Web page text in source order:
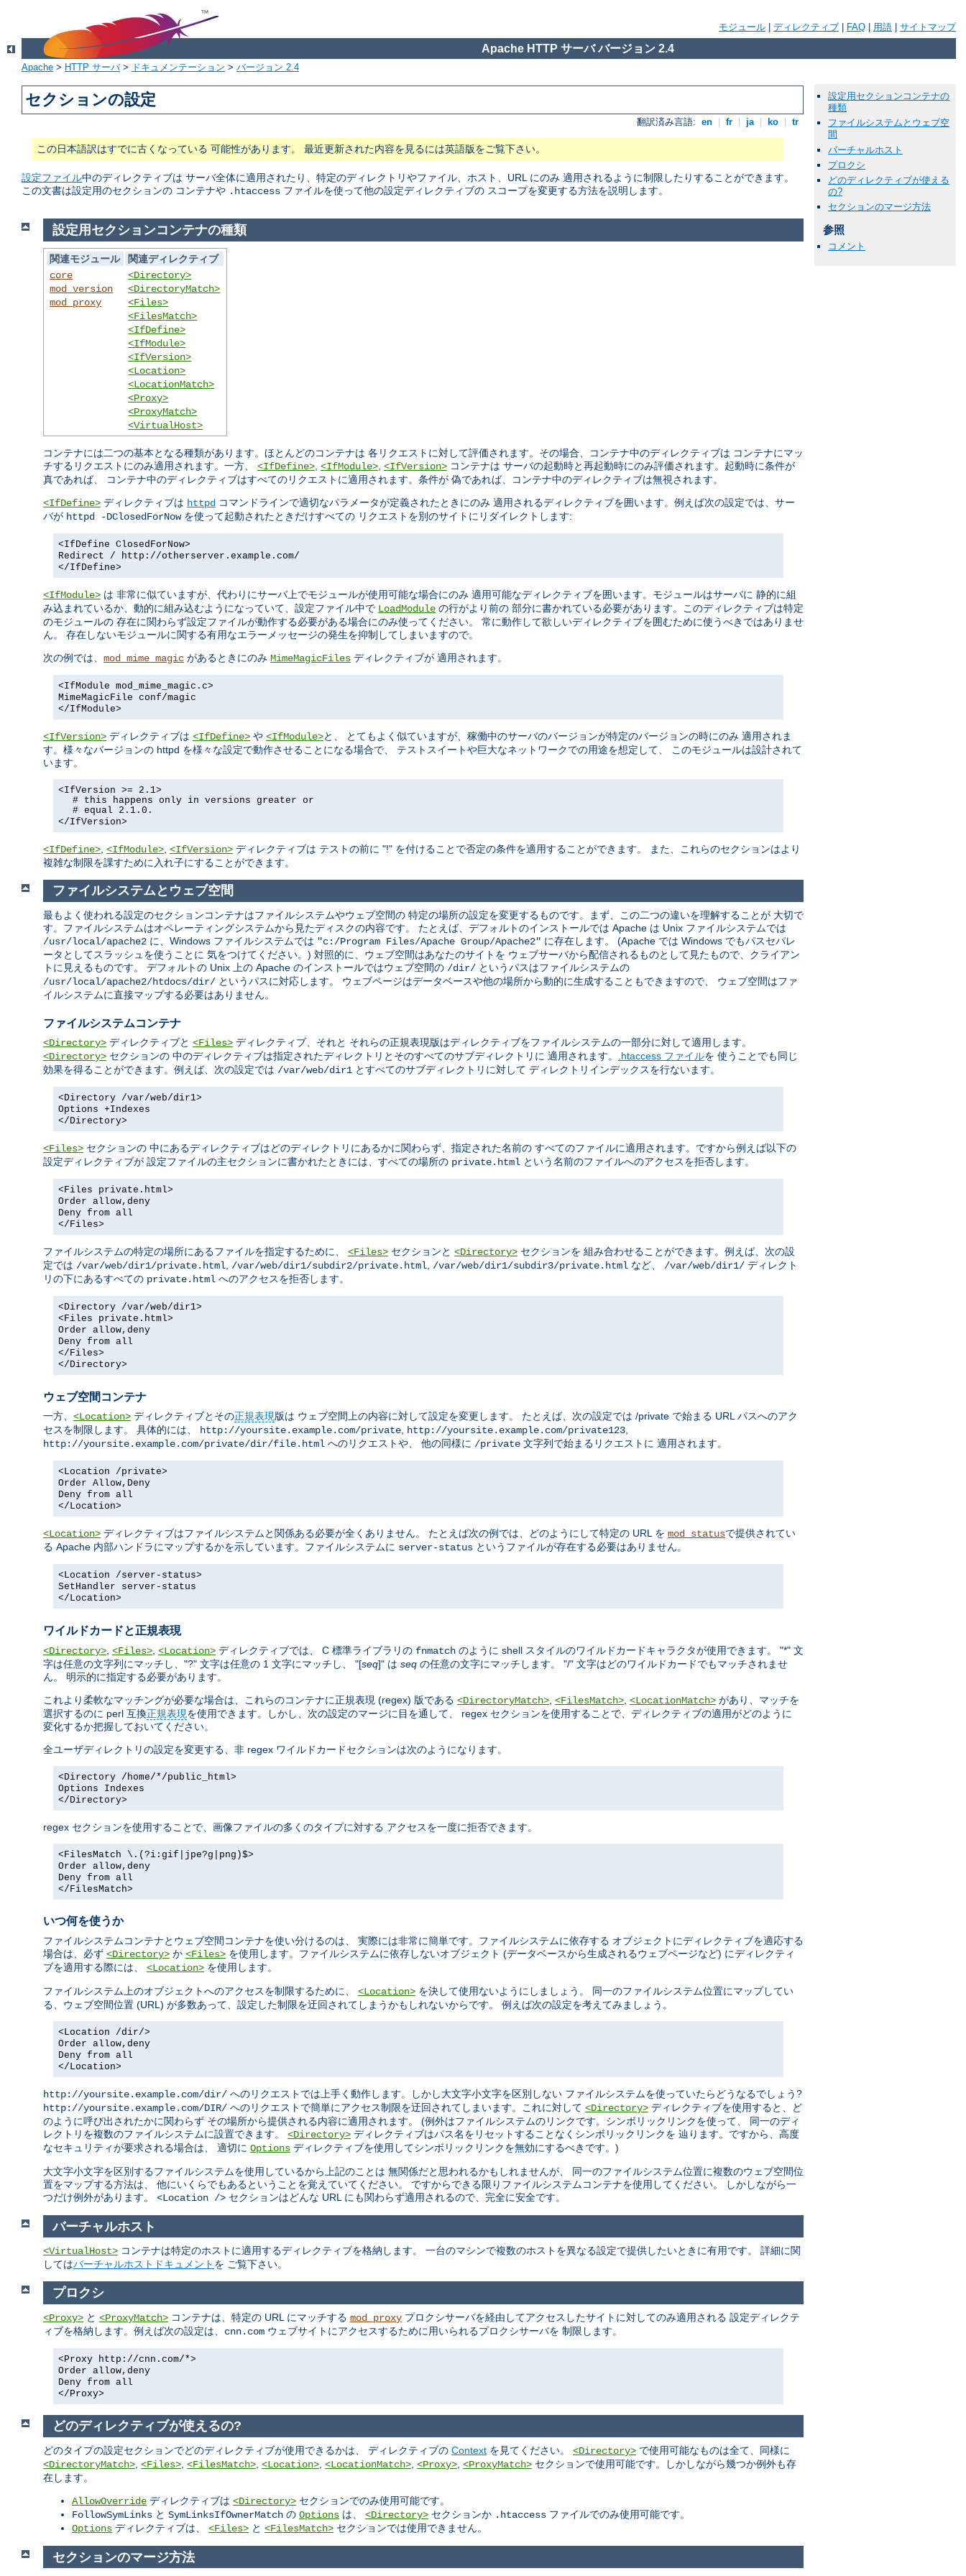
モジュール ディレクティブ FAQ 用語 サイトマップ
Apache HTTP サーバ バージョン 2.4
Apache > HTTP サーバ> ドキュメンテーション > バージョン 2.4
セクションの設定
翻訳済み言語: en fr ja ko tr
この日本語訳はすでに古くなっている 可能性があります。 最近更新された内容を見るには英語版をご覧下さい。
設定ファイル中のディレクティブは サーバ全体に適用されたり、特定のディレクトリやファイル、ホスト、URL にのみ 適用されるように制限したりすることができます。
この文書は設定用のセクションの コンテナや .htaccess ファイルを使って他の設定ディレクティブの スコープを変更する方法を説明します。
設定用セクションコンテナの
種類
ファイルシステムとウェブ空
間
バーチャルホスト
プロクシ
どのディレクティブが使える
の?
セクションのマージ方法
参照
コメント
設定用セクションコンテナの種類
関連モジュール
関連ディレクティブ
core
mod_version
mod_proxy
<Directory>
<DirectoryMatch>
<Files>
<FilesMatch>
<IfDefine>
<IfModule>
<IfVersion>
<Location>
<LocationMatch>
<Proxy>
<ProxyMatch>
<VirtualHost>
コンテナには二つの基本となる種類があります。ほとんどのコンテナは 各リクエストに対して評価されます。その場合、コンテナ中のディレクティブは コンテナにマッ
チするリクエストにのみ適用されます。一方、 <IfDefine> <IfModule> <IfVersion> コンテナは サーバの起動時と再起動時にのみ評価されます。起動時に条件が
真であれば、 コンテナ中のディレクティブはすべてのリクエストに適用されます。条件が 偽であれば、コンテナ中のディレクティブは無視されます。
<IfDefine> ディレクティブは httpd コマンドラインで適切なパラメータが定義されたときにのみ 適用されるディレクティブを囲います。例えば次の設定では、サー
バが httpd -DClosedForNowを使って起動されたときだけすべての リクエストを別のサイトにリダイレクトします:
<IfDefine ClosedForNow>
Redirect / http://otherserver.example.com/
</IfDefine>
<IfModule> は 非常に似ていますが、代わりにサーバ上でモジュールが使用可能な場合にのみ 適用可能なディレクティブを囲います。モジュールはサーバに 静的に組
み込まれているか、動的に組み込むようになっていて、設定ファイル中で LoadModule の行がより前の 部分に書かれている必要があります。このディレクティブは特定
のモジュールの 存在に関わらず設定ファイルが動作する必要がある場合にのみ使ってください。 常に動作して欲しいディレクティブを囲むために使うべきではありませ
ん。 存在しないモジュールに関する有用なエラーメッセージの発生を抑制してしまいますので。
次の例では、 mod_mime_magic があるときにのみ MimeMagicFiles ディレクティブが 適用されます。
<IfModule mod_mime_magic.c>
MimeMagicFile conf/magic
</IfModule>
<IfVersion> ディレクティブは <IfDefine> や <IfModule>と、 とてもよく似ていますが、稼働中のサーバのバージョンが特定のバージョンの時にのみ 適用されま
す。様々なバージョンの httpd を様々な設定で動作させることになる場合で、 テストスイートや巨大なネットワークでの用途を想定して、 このモジュールは設計されて
います。
<IfVersion >= 2.1>
# this happens only in versions greater or
# equal 2.1.0.
</IfVersion>
<IfDefine> <IfModule> <IfVersion> ディレクティブは テストの前に "!" を付けることで否定の条件を適用することができます。 また、これらのセクションはより
複雑な制限を課すために入れ子にすることができます。
ファイルシステムとウェブ空間
最もよく使われる設定のセクションコンテナはファイルシステムやウェブ空間の 特定の場所の設定を変更するものです。まず、この二つの違いを理解することが 大切で
す。ファイルシステムはオペレーティングシステムから見たディスクの内容です。 たとえば、デフォルトのインストールでは Apache は Unix ファイルシステムでは
/usr/local/apache2 に、Windows ファイルシステムでは "c:/Program Files/Apache Group/Apache2" に存在します。 (Apache では Windows でもパスセパレ
ータとしてスラッシュを使うことに 気をつけてください。) 対照的に、ウェブ空間はあなたのサイトを ウェブサーバから配信されるものとして見たもので、クライアン
トに見えるものです。 デフォルトの Unix 上の Apache のインストールではウェブ空間の /dir/ というパスはファイルシステムの
/usr/local/apache2/htdocs/dir/ というパスに対応します。 ウェブページはデータベースや他の場所から動的に生成することもできますので、 ウェブ空間はファ
イルシステムに直接マップする必要はありません。
ファイルシステムコンテナ
<Directory> ディレクティブと <Files> ディレクティブ、それと それらの正規表現版はディレクティブをファイルシステムの一部分に対して適用します。
<Directory> セクションの 中のディレクティブは指定されたディレクトリとそのすべてのサブディレクトリに 適用されます。 .htaccess ファイルを 使うことでも同じ
効果を得ることができます。例えば、次の設定では /var/web/dir1 とすべてのサブディレクトリに対して ディレクトリインデックスを行ないます。
<Directory /var/web/dir1>
Options +Indexes
</Directory>
<Files> セクションの 中にあるディレクティブはどのディレクトリにあるかに関わらず、指定された名前の すべてのファイルに適用されます。ですから例えば以下の
設定ディレクティブが 設定ファイルの主セクションに書かれたときには、すべての場所の private.html という名前のファイルへのアクセスを拒否します。
<Files private.html>
Order allow,deny
Deny from all
</Files>
ファイルシステムの特定の場所にあるファイルを指定するために、 <Files> セクションと <Directory> セクションを 組み合わせることができます。例えば、次の設
定では /var/web/dir1/private.html, /var/web/dir1/subdir2/private.html, /var/web/dir1/subdir3/private.html など、 /var/web/dir1/ ディレクト
リの下にあるすべての private.html へのアクセスを拒否します。
<Directory /var/web/dir1>
<Files private.html>
Order allow,deny
Deny from all
</Files>
</Directory>
ウェブ空間コンテナ
一方、 <Location> ディレクティブとその正規表現版は ウェブ空間上の内容に対して設定を変更します。 たとえば、次の設定では /private で始まる URL パスへのアク
セスを制限します。 具体的には、 http://yoursite.example.com/private, http://yoursite.example.com/private123,
http://yoursite.example.com/private/dir/file.html へのリクエストや、 他の同様に /private 文字列で始まるリクエストに 適用されます。
<Location /private>
Order Allow,Deny
Deny from all
</Location>
<Location> ディレクティブはファイルシステムと関係ある必要が全くありません。 たとえば次の例では、どのようにして特定の URL を mod_statusで提供されてい
る Apache 内部ハンドラにマップするかを示しています。ファイルシステムに server-status というファイルが存在する必要はありません。
<Location /server-status>
SetHandler server-status
</Location>
ワイルドカードと正規表現
<Directory> <Files> <Location> ディレクティブでは、 C 標準ライブラリの fnmatch のように shell スタイルのワイルドカードキャラクタが使用できます。 "*" 文
字は任意の文字列にマッチし、"?" 文字は任意の 1 文字にマッチし、 "[seq]" は seq の任意の文字にマッチします。 "/" 文字はどのワイルドカードでもマッチされませ
ん。 明示的に指定する必要があります。
これより柔軟なマッチングが必要な場合は、これらのコンテナに正規表現 (regex) 版である <DirectoryMatch> <FilesMatch> <LocationMatch> があり、マッチを
選択するのに perl 互換正規表現を使用できます。しかし、次の設定のマージに目を通して、 regex セクションを使用することで、ディレクティブの適用がどのように
変化するか把握しておいてください。
全ユーザディレクトリの設定を変更する、非 regex ワイルドカードセクションは次のようになります。
<Directory /home/*/public_html>
Options Indexes
</Directory>
regex セクションを使用することで、画像ファイルの多くのタイプに対する アクセスを一度に拒否できます。
<FilesMatch \.(?i:gif|jpe?g|png)$>
Order allow,deny
Deny from all
</FilesMatch>
いつ何を使うか
ファイルシステムコンテナとウェブ空間コンテナを使い分けるのは、 実際には非常に簡単です。ファイルシステムに依存する オブジェクトにディレクティブを適応する
場合は、必ず <Directory> か <Files> を使用します。ファイルシステムに依存しないオブジェクト (データベースから生成されるウェブページなど) にディレクティ
ブを適用する際には、 <Location> を使用します。
ファイルシステム上のオブジェクトへのアクセスを制限するために、 <Location> を決して使用ないようにしましょう。 同一のファイルシステム位置にマップしてい
る、ウェブ空間位置 (URL) が多数あって、設定した制限を迂回されてしまうかもしれないからです。 例えば次の設定を考えてみましょう。
<Location /dir/>
Order allow,deny
Deny from all
</Location>
http://yoursite.example.com/dir/ へのリクエストでは上手く動作します。しかし大文字小文字を区別しない ファイルシステムを使っていたらどうなるでしょう?
http://yoursite.example.com/DIR/ へのリクエストで簡単にアクセス制限を迂回されてしまいます。これに対して <Directory> ディレクティブを使用すると、ど
のように呼び出されたかに関わらず その場所から提供される内容に適用されます。 (例外はファイルシステムのリンクです。シンボリックリンクを使って、 同一のディ
レクトリを複数のファイルシステムに設置できます。 <Directory> ディレクティブはパス名をリセットすることなくシンボリックリンクを 辿ります。ですから、高度
なセキュリティが要求される場合は、 適切に Options ディレクティブを使用してシンボリックリンクを無効にするべきです。)
大文字小文字を区別するファイルシステムを使用しているから上記のことは 無関係だと思われるかもしれませんが、 同一のファイルシステム位置に複数のウェブ空間位
置をマップする方法は、 他にいくらでもあるということを覚えていてください。 ですからできる限りファイルシステムコンテナを使用してください。 しかしながら一
つだけ例外があります。 <Location /> セクションはどんな URL にも関わらず適用されるので、完全に安全です。
バーチャルホスト
<VirtualHost> コンテナは特定のホストに適用するディレクティブを格納します。 一台のマシンで複数のホストを異なる設定で提供したいときに有用です。 詳細に関
してはバーチャルホストドキュメント を ご覧下さい。
プロクシ
<Proxy> と <ProxyMatch> コンテナは、特定の URL にマッチする mod_proxy プロクシサーバを経由してアクセスしたサイトに対してのみ適用される 設定ディレクテ
ィブを格納します。例えば次の設定は、 cnn.com ウェブサイトにアクセスするために用いられるプロクシサーバを 制限します。
<Proxy http://cnn.com/*>
Order allow,deny
Deny from all
</Proxy>
どのディレクティブが使えるの?
どのタイプの設定セクションでどのディレクティブが使用できるかは、 ディレクティブの Context を見てください。 <Directory> で使用可能なものは全て、同様に
<DirectoryMatch> <Files> <FilesMatch> <Location> <LocationMatch> <Proxy> <ProxyMatch> セクションで使用可能です。しかしながら幾つか例外も存
在します。
AllowOverride ディレクティブは <Directory> セクションでのみ使用可能です。
FollowSymLinks と SymLinksIfOwnerMatch の Options は、 <Directory> セクションか .htaccess ファイルでのみ使用可能です。
Options ディレクティブは、 <Files> と <FilesMatch> セクションでは使用できません。
セクションのマージ方法